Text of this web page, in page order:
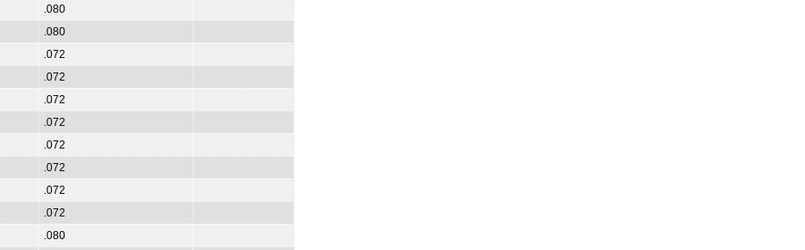
.080
.080
.072
.072
.072
.072
.072
.072
.072
.072
.080